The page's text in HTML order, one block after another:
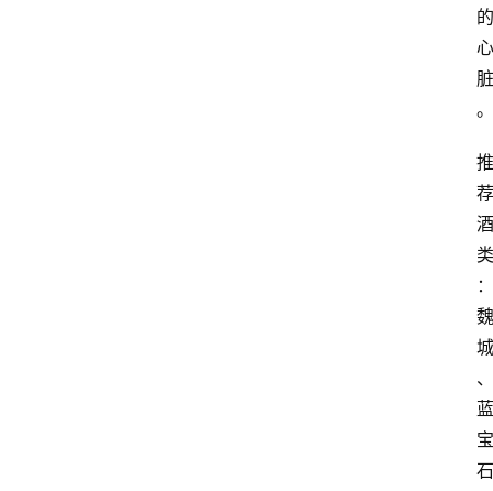
的
心
脏
。
推
荐
酒
类
：
魏
城
、
蓝
宝
石